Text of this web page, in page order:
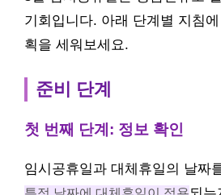
기회입니다. 아래 단계별 지침
획을 세워보세요.
준비 단계
첫 번째 단계: 정보 확인
임시공휴일과 대체휴일의 날짜